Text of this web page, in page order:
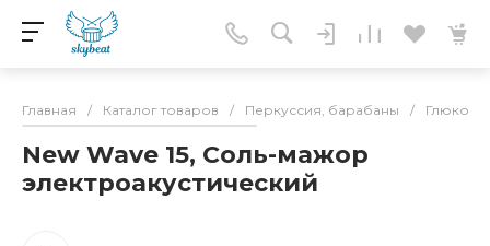
Главная / Каталог товаров / Перкуссия, барабаны /
New Wave 15, Соль-мажор
электроакустический